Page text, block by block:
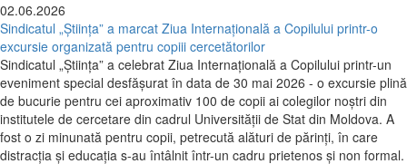
02.06.2026
Sindicatul „Știința” a marcat Ziua Internațională a Copilului printr-o
excursie organizată pentru copiii cercetătorilor
Sindicatul „Știința” a celebrat Ziua Internațională a Copilului printr-un
eveniment special desfășurat în data de 30 mai 2026 - o excursie plină
de bucurie pentru cei aproximativ 100 de copii ai colegilor noștri din
institutele de cercetare din cadrul Universității de Stat din Moldova. A
fost o zi minunată pentru copii, petrecută alături de părinți, în care
distracția și educația s-au întâlnit într-un cadru prietenos și non formal.